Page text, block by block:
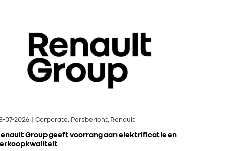
07-2026 | Corporate, Persbericht, Renault
Group geeft voorrang aan elektrificatie en